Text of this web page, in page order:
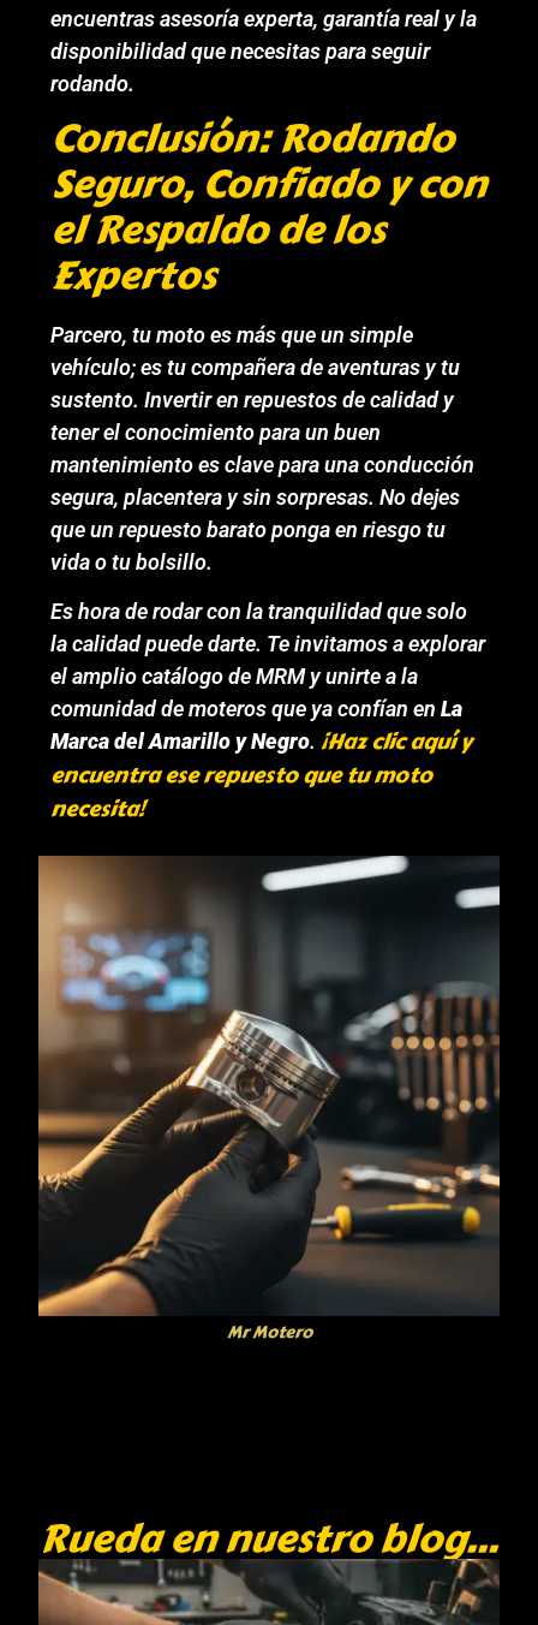
encuentras asesoría experta, garantía real y la
disponibilidad que necesitas para seguir
rodando.
Conclusión: Rodando
Seguro, Confiado y con
el Respaldo de los
Expertos
Parcero, tu moto es más que un simple
vehículo; es tu compañera de aventuras y tu
sustento. Invertir en repuestos de calidad y
tener el conocimiento para un buen
mantenimiento es clave para una conducción
segura, placentera y sin sorpresas. No dejes
que un repuesto barato ponga en riesgo tu
vida o tu bolsillo.
Es hora de rodar con la tranquilidad que solo
la calidad puede darte. Te invitamos a explorar
el amplio catálogo de MRM y unirte a la
comunidad de moteros que ya confían enLa
Marca del Amarillo y Negro.¡Haz clic aquí y
encuentra ese repuesto que tu moto
necesita!
Mr Motero
Rueda en nuestro blog...